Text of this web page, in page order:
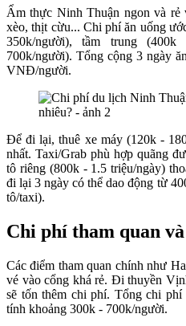
Ẩm thực Ninh Thuận ngon và rẻ
xèo, thịt cừu... Chi phí ăn uống
350k/người), tầm trung
700k/người). Tổng cộng 3 ngày
VNĐ/người.
Để đi lại, thuê xe máy (120k -
nhất. Taxi/Grab phù hợp quãng
tô riêng (800k - 1.5 triệu/ngày)
đi lại 3 ngày có thể dao động từ
tô/taxi).
Chi phí tham quan
Các điểm tham quan chính như
vé vào cổng khá rẻ. Đi thuyền
sẽ tốn thêm chi phí. Tổng chi
tính khoảng 300k - 700k/người.